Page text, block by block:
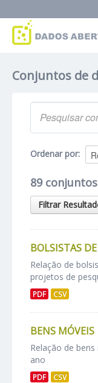
Grupos
Sobre
Conjuntos de
Ordenar por
89
Filtrar
BOLSISTAS
Relação de
projetos de
PDF CSV
BENS MÓVEIS
Relação de
ano
PDF CSV